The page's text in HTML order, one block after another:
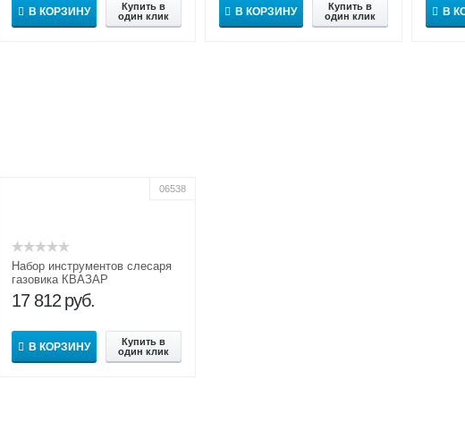
В КОРЗИНУ
Купить в
один клик
В КОРЗИНУ
Купить в
один клик
В
06538
Набор инструментов слесаря
газовика КВАЗАР
17 812 руб.
В КОРЗИНУ
Купить в
один клик